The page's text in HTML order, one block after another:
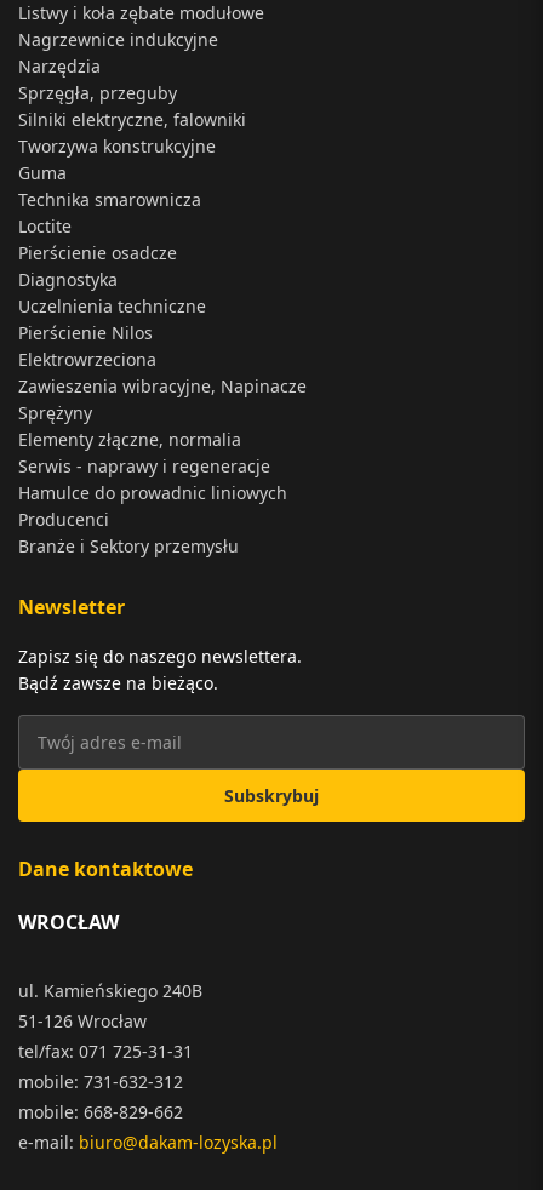
Listwy i koła zębate modułowe
Nagrzewnice indukcyjne
Narzędzia
Sprzęgła, przeguby
Silniki elektryczne, falowniki
Tworzywa konstrukcyjne
Guma
Technika smarownicza
Loctite
Pierścienie osadcze
Diagnostyka
Uczelnienia techniczne
Pierścienie Nilos
Elektrowrzeciona
Zawieszenia wibracyjne, Napinacze
Sprężyny
Elementy złączne, normalia
Serwis - naprawy i regeneracje
Hamulce do prowadnic liniowych
Producenci
Branże i Sektory przemysłu
Newsletter
Zapisz się do naszego newslettera.
Bądź zawsze na bieżąco.
Subskrybuj
Dane kontaktowe
WROCŁAW
ul. Kamieńskiego 240B
51-126 Wrocław
tel/fax: 071 725-31-31
mobile: 731-632-312
mobile: 668-829-662
e-mail: biuro@dakam-lozyska.pl